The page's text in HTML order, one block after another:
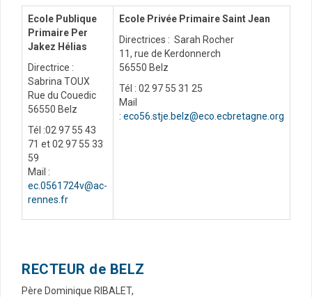
Ecole Publique
Primaire Per
Jakez Hélias
Directrice :
Sabrina TOUX
Rue du Couedic
56550 Belz
Tél :02 97 55 43
71 et 02 97 55 33
59
Mail :
ec.0561724v@ac-
rennes.fr
Ecole Privée Primaire Saint Jean
Directrices : Sarah Rocher
11, rue de Kerdonnerch
56550 Belz
Tél : 02 97 55 31 25
Mail
: eco56.stje.belz@eco.ecbretagne.org
RECTEUR de BELZ
Père Dominique RIBALET,